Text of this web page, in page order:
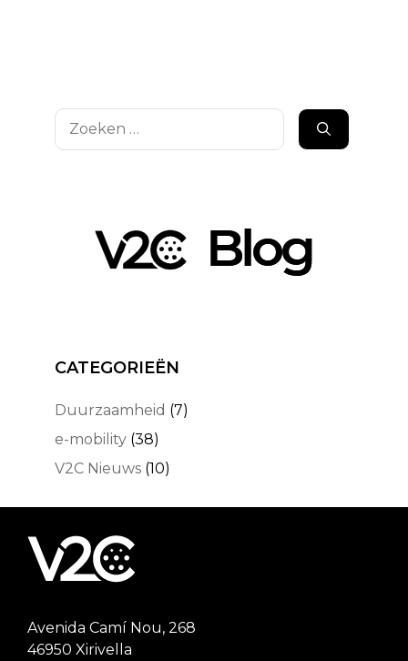
Zoek
naar:
CATEGORIEËN
Duurzaamheid (7)
e-mobility (38)
V2C Nieuws (10)
Avenida Camí Nou, 268
46950 Xirivella